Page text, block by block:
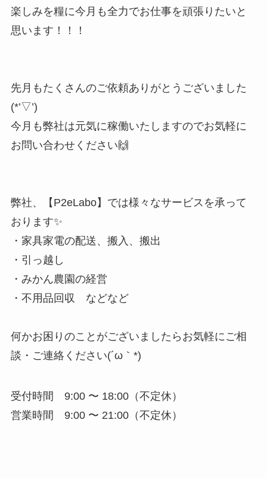
楽しみを糧に今月も全力でお仕事を頑張りたいと
思います！！！
先月もたくさんのご依頼ありがとうございました
(*’▽’)
今月も弊社は元気に稼働いたしますのでお気軽に
お問い合わせください🙌
弊社、【P2eLabo】では様々なサービスを承って
おります✨
・家具家電の配送、搬入、搬出
・引っ越し
・みかん農園の経営
・不用品回収 などなど
何かお困りのことがございましたらお気軽にご相
談・ご連絡ください(´ω｀*)
受付時間 9:00 〜 18:00（不定休）
営業時間 9:00 〜 21:00（不定休）